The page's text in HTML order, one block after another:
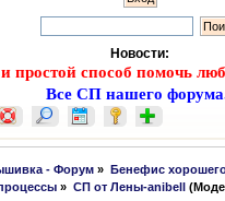
Новости:
простой способ помочь
Все СП нашего
- Форум » Бенефис
» СП от Лены-anibell